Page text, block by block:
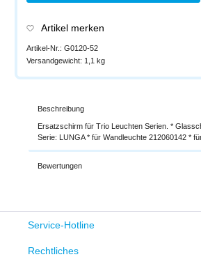
Artikel merken
Artikel-Nr.: G0120-52
Versandgewicht: 1,1 kg
Beschreibung
Ersatzschirm für Trio Leuchten Serien. *
Serie: LUNGA * für Wandleuchte 212060142 *
Bewertungen
Service-Hotline
Rechtliches